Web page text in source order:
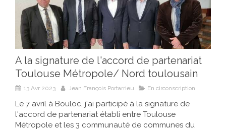
A la signature de l'accord de partenariat
Toulouse Métropole/ Nord toulousain
13 Avr 2023 Jean François Portarrieu En circonscription
Le 7 avril à Bouloc, j'ai participé à la signature de
l'accord de partenariat établi entre Toulouse
Métropole et les 3 communauté de communes du